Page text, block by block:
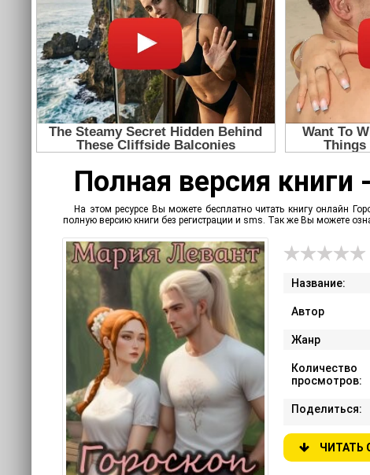
Полная версия
На этом ресурсе Вы можете бесплатно читать книгу онлайн
полную версию книги без регистрации и sms. Так же Вы можете
Название:
Автор
Жанр
Количество
просмотров:
Поделиться:
ЧИТАТЬ